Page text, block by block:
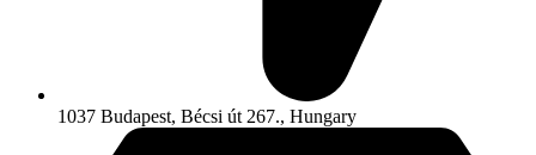
1037 Budapest, Bécsi út 267., Hungary